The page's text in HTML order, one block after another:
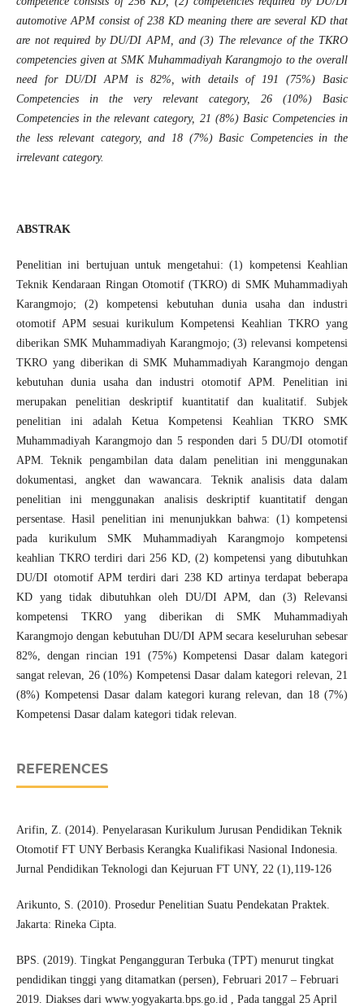
automotive APM consist of 238 KD meaning there are several KD that
are not required by DU/DI APM, and (3) The relevance of the TKRO
competencies given at SMK Muhammadiyah Karangmojo to the overall
need for DU/DI APM is 82%, with details of 191 (75%) Basic
Competencies in the very relevant category, 26 (10%) Basic
Competencies in the relevant category, 21 (8%) Basic Competencies in
the less relevant category, and 18 (7%) Basic Competencies in the
irrelevant category.
ABSTRAK
Penelitian ini bertujuan untuk mengetahui: (1) kompetensi Keahlian
Teknik Kendaraan Ringan Otomotif (TKRO) di SMK Muhammadiyah
Karangmojo; (2) kompetensi kebutuhan dunia usaha dan industri
otomotif APM sesuai kurikulum Kompetensi Keahlian TKRO yang
diberikan SMK Muhammadiyah Karangmojo; (3) relevansi kompetensi
TKRO yang diberikan di SMK Muhammadiyah Karangmojo dengan
kebutuhan dunia usaha dan industri otomotif APM. Penelitian ini
merupakan penelitian deskriptif kuantitatif dan kualitatif. Subjek
penelitian ini adalah Ketua Kompetensi Keahlian TKRO SMK
Muhammadiyah Karangmojo dan 5 responden dari 5 DU/DI otomotif
APM. Teknik pengambilan data dalam penelitian ini menggunakan
dokumentasi, angket dan wawancara. Teknik analisis data dalam
penelitian ini menggunakan analisis deskriptif kuantitatif dengan
persentase. Hasil penelitian ini menunjukkan bahwa: (1) kompetensi
pada kurikulum SMK Muhammadiyah Karangmojo kompetensi
keahlian TKRO terdiri dari 256 KD, (2) kompetensi yang dibutuhkan
DU/DI otomotif APM terdiri dari 238 KD artinya terdapat beberapa
KD yang tidak dibutuhkan oleh DU/DI APM, dan (3) Relevansi
kompetensi TKRO yang diberikan di SMK Muhammadiyah
Karangmojo dengan kebutuhan DU/DI APM secara keseluruhan sebesar
82%, dengan rincian 191 (75%) Kompetensi Dasar dalam kategori
sangat relevan, 26 (10%) Kompetensi Dasar dalam kategori relevan, 21
(8%) Kompetensi Dasar dalam kategori kurang relevan, dan 18 (7%)
Kompetensi Dasar dalam kategori tidak relevan.
REFERENCES
Arifin, Z. (2014). Penyelarasan Kurikulum Jurusan Pendidikan Teknik
Otomotif FT UNY Berbasis Kerangka Kualifikasi Nasional Indonesia.
Jurnal Pendidikan Teknologi dan Kejuruan FT UNY, 22 (1),119-126
Arikunto, S. (2010). Prosedur Penelitian Suatu Pendekatan Praktek.
Jakarta: Rineka Cipta.
BPS. (2019). Tingkat Pengangguran Terbuka (TPT) menurut tingkat
pendidikan tinggi yang ditamatkan (persen), Februari 2017 – Februari
2019. Diakses dari www.yogyakarta.bps.go.id , Pada tanggal 25 April